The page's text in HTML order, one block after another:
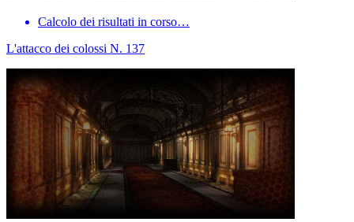
Calcolo dei risultati in corso…
L'attacco dei colossi N. 137